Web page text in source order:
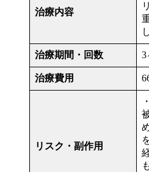
治療内容
治療期間・回数 3
治療費用
リスク・副作用